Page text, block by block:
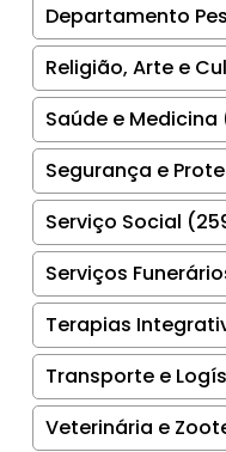
Departamento
Religião, Arte e
Saúde e Medicina
Segurança e
Serviço Social
Serviços
Terapias
Transporte e
Veterinária e